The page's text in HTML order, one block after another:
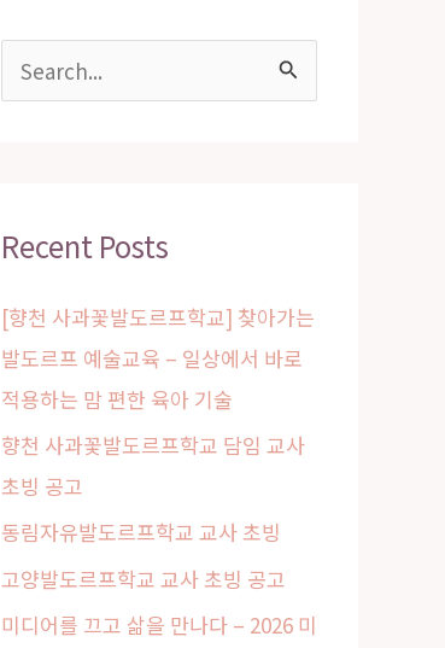
c
f
o
r
:
Recent Posts
[향천 사과꽃발도르프학교] 찾아가는
발도르프 예술교육 – 일상에서 바로
적용하는 맘 편한 육아 기술
향천 사과꽃발도르프학교 담임 교사
초빙 공고
동림자유발도르프학교 교사 초빙
고양발도르프학교 교사 초빙 공고
미디어를 끄고 삶을 만나다 – 2026 미